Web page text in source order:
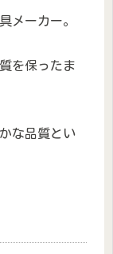
メーカー。
を保ったま
な品質とい